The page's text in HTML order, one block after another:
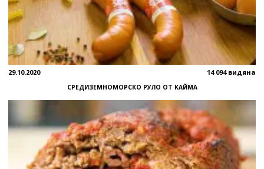
29.10.2020 14 094 видяна
СРЕДИЗЕМНОМОРСКО РУЛО ОТ КАЙМА